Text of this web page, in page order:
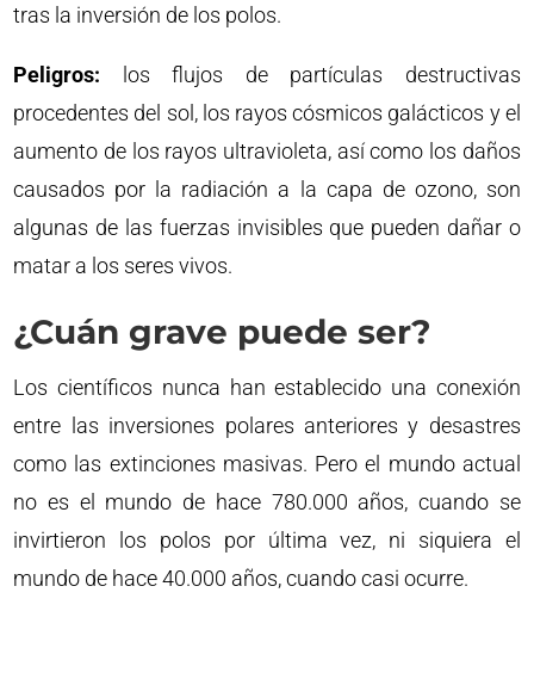
tras la inversión de los polos.
Peligros: los flujos de partículas destructivas
procedentes del sol, los rayos cósmicos galácticos y el
aumento de los rayos ultravioleta, así como los daños
causados por la radiación a la capa de ozono, son
algunas de las fuerzas invisibles que pueden dañar o
matar a los seres vivos.
¿Cuán grave puede ser?
Los científicos nunca han establecido una conexión
entre las inversiones polares anteriores y desastres
como las extinciones masivas. Pero el mundo actual
no es el mundo de hace 780.000 años, cuando se
invirtieron los polos por última vez, ni siquiera el
mundo de hace 40.000 años, cuando casi ocurre.